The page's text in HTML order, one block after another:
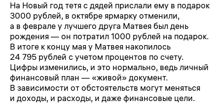
На Новый год тетя с дядей прислали ему в подарок
3000 рублей, в октябре ярмарку отменили,
а в феврале у лучшего друга Матвея был день
рождения — он потратил 1000 рублей на подарок.
В итоге к концу мая у Матвея накопилось
24 795 рублей с учетом процентов по счету.
Цифры изменились, и это нормально, ведь личный
финансовый план — «живой» документ.
В зависимости от обстоятельств могут меняться
и доходы, и расходы, и даже финансовые цели.